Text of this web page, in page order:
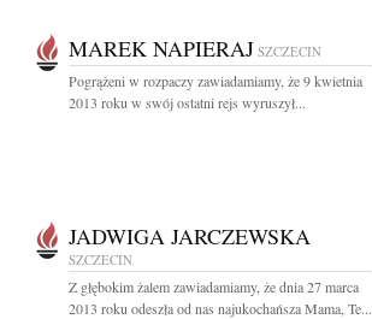
MAREK NAPIERAJ SZCZECIN
Pogrążeni w rozpaczy zawiadamiamy, że 9 kwietnia
2013 roku w swój ostatni rejs wyruszył...
JADWIGA JARCZEWSKA
SZCZECIN
Z głębokim żalem zawiadamiamy, że dnia 27 marca
2013 roku odeszła od nas najukochańsza Mama, Te...